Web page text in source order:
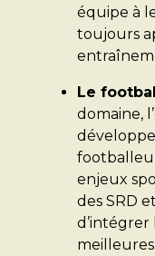
équipe à
toujours
Le
domaine,
enjeux
des SRD
d’intégrer